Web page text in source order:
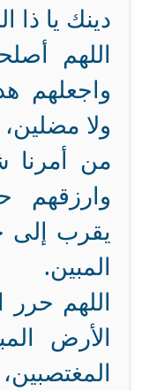
دينك يا ذا
اللهم
واجعلهم
ولا
من أمرنا
يقرب إلى
المبين.
اللهم
الأرض